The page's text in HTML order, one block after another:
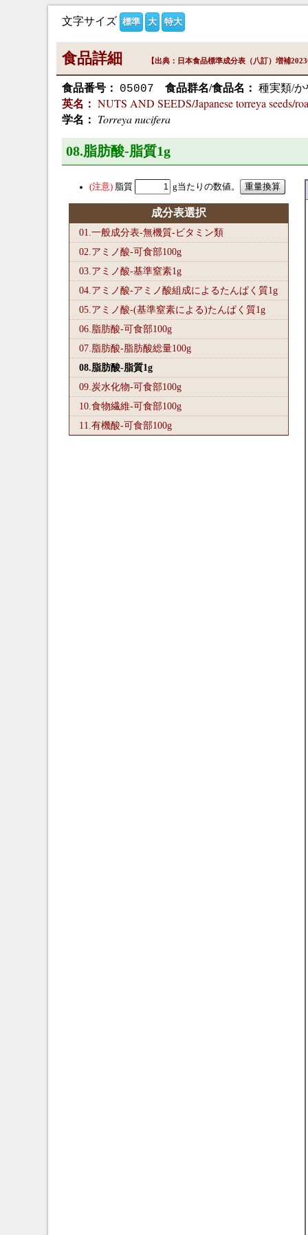
文字サイズ 標準 大 特大
食品詳細 【出典：日本食品標準成分表（八訂）増補
食品番号： 05007 食品群名/食品名： 種実類/か
英名： NUTS AND SEEDS/Japanese torreya seeds/
学名： Torreya nucifera
08.脂肪酸-脂質1g
脂質 g当たりの数値。
成分表選択
01.一般成分表-無機質-ビタミン類
02.アミノ酸-可食部100g
03.アミノ酸-基準窒素1g
04.アミノ酸-アミノ酸組成によるたんぱく質1g
05.アミノ酸-(基準窒素による)たんぱく質1g
06.脂肪酸-可食部100g
07.脂肪酸-脂肪酸総量100g
08.脂肪酸-脂質1g
09.炭水化物-可食部100g
10.食物繊維-可食部100g
11.有機酸-可食部100g